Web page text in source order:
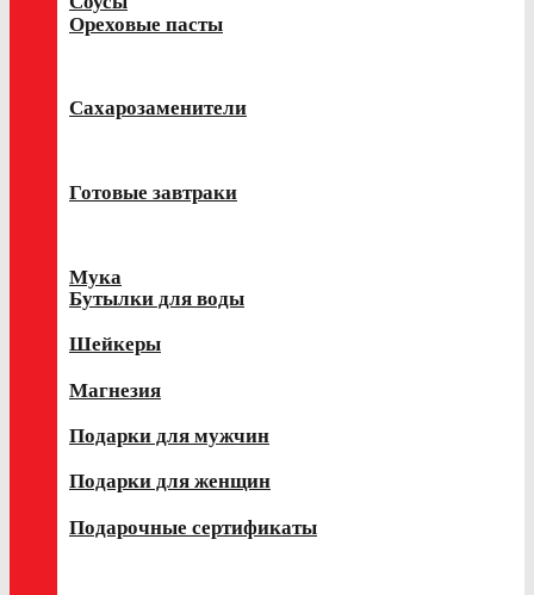
Ореховые пасты
Сахарозаменители
Готовые завтраки
Мука
Бутылки для воды
Шейкеры
Магнезия
Подарки для мужчин
Подарки для женщин
Подарочные сертификаты